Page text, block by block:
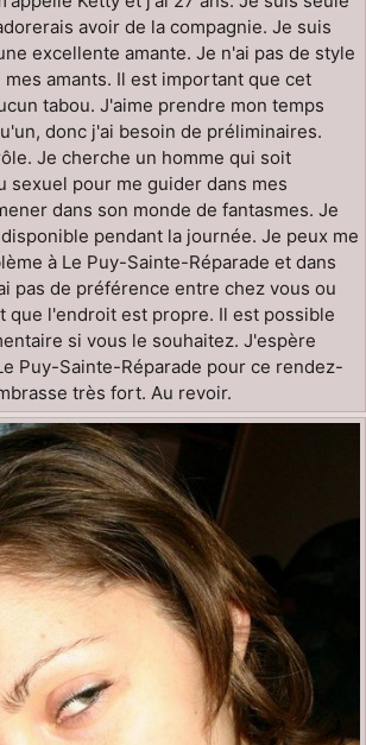
avoir de la compagnie. Je suis
excellente amante. Je n'ai pas de style
amants. Il est important que cet
tabou. J'aime prendre mon temps
donc j'ai besoin de préliminaires.
Je cherche un homme qui soit
sexuel pour me guider dans mes
dans son monde de fantasmes. Je
pendant la journée. Je peux me
à Le Puy-Sainte-Réparade et dans
pas de préférence entre chez vous ou
que l'endroit est propre. Il est possible
si vous le souhaitez. J'espère
Puy-Sainte-Réparade pour ce rendez-
très fort. Au revoir.